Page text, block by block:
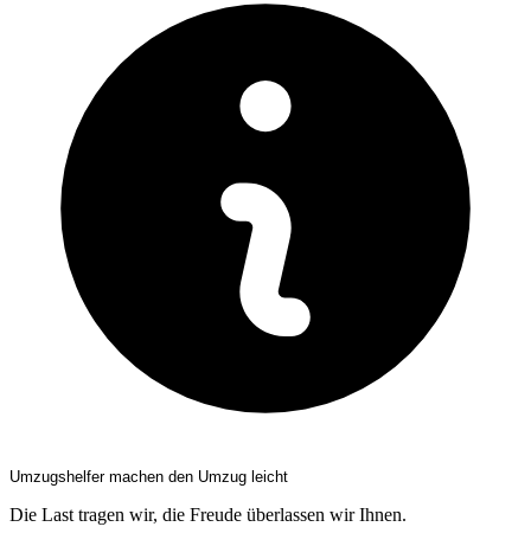
Umzugshelfer machen den Umzug leicht
Die Last tragen wir, die Freude überlassen wir Ihnen.